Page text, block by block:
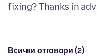
Всички отговори (2)